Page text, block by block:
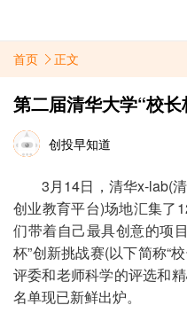
首页 正文
第二届清华大学“校
创投早知道
3月14日，清华x-lab(
创业教育平台)场地汇集了
们带着自己最具创意的项
杯”创新挑战赛(以下简称“
评委和老师科学的评选和
名单现已新鲜出炉。